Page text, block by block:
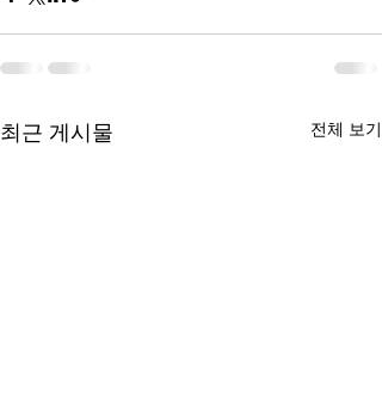
최근 게시물 전체 보기